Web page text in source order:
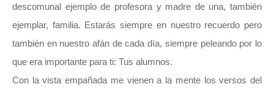
descomunal ejemplo de profesora y madre de una, también
ejemplar, familia. Estarás siempre en nuestro recuerdo pero
también en nuestro afán de cada día, siempre peleando por lo
que era importante para ti: Tus alumnos.
Con la vista empañada me vienen a la mente los versos del